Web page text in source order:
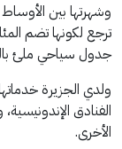
وشهرتها بين
ترجع لكونها تضم
جدول سياحي ملئ
ولدي الجزيرة
الفنادق
الأخرى.